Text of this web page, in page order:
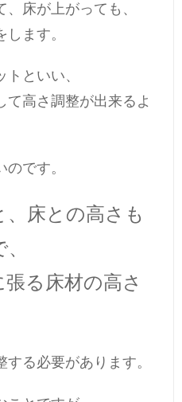
床が上がっても、
します。
といい、
て高さ調整が出来るよ
です。
、床との高さも
る床材の高さ
る必要があります。